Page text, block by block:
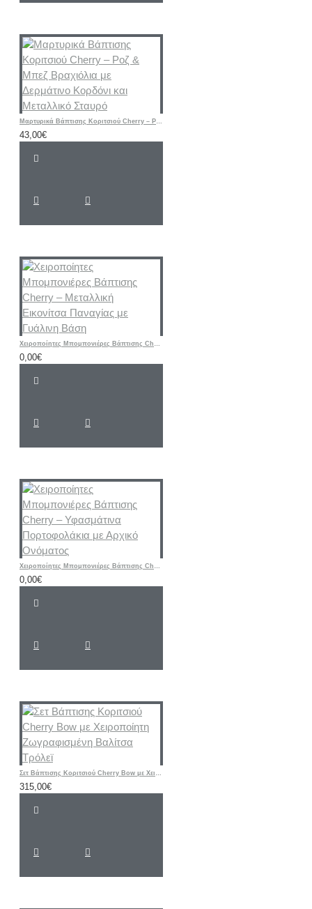
Μαρτυρικά Βάπτισης Κοριτσιού Cherry – Ροζ & Μπεζ Βραχιόλια με Δερμάτινο Κορδόνι και Μεταλλικό Σταυρό
43,00€
Χειροποίητες Μπομπονιέρες Βάπτισης Cherry – Μεταλλική Εικονίτσα Παναγίας με Γυάλινη Βάση
0,00€
Χειροποίητες Μπομπονιέρες Βάπτισης Cherry – Υφασμάτινα Πορτοφολάκια με Αρχικό Ονόματος
0,00€
Σετ Βάπτισης Κοριτσιού Cherry Bow με Χειροποίητη Ζωγραφισμένη Βαλίτσα Τρόλεϊ
315,00€